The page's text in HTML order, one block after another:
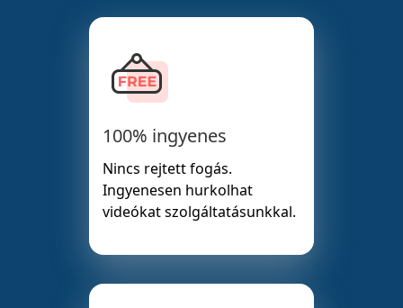
100% ingyenes
Nincs rejtett fogás.
Ingyenesen hurkolhat
videókat szolgáltatásunkkal.